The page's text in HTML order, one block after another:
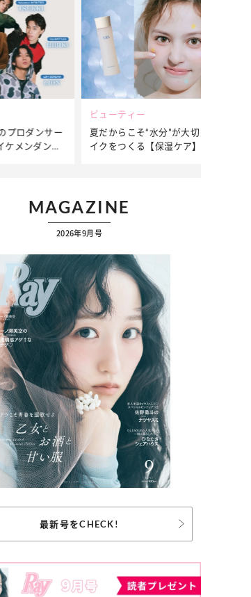
だからこそ“水分”が大切！くずれないメ
クをつくる【保湿ケア】アイテム3選
簡単アレン
ぷりの【そ
MAGAZINE
2026年9月号
最新号をCHECK!